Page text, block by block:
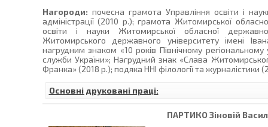
Нагороди: почесна грамота Управління освіти і
адміністрації (2010 р.); грамота Житомирської
освіти і науки Житомирської обласної
Житомирського державного університету імені
нагрудним знаком «10 років Північному
служби України»; Нагрудний знак «Слава
Франка» (2018 р.); подяка ННІ філології та журналістики
Основні друковані праці:
ПАРТИКО Зіновій